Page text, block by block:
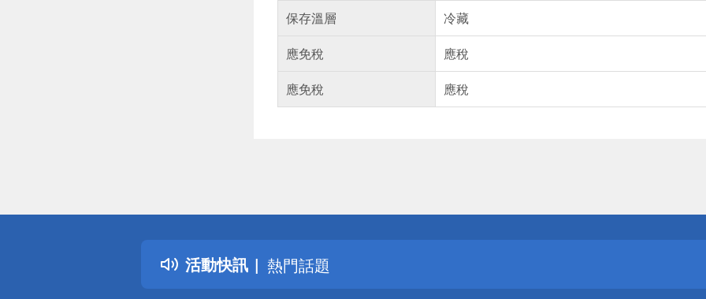
保存溫層
冷藏
應免稅
應稅
應免稅
應稅
活動快訊
詐騙網頁！請小心！
得獎公告
熱門話題
銀行優惠